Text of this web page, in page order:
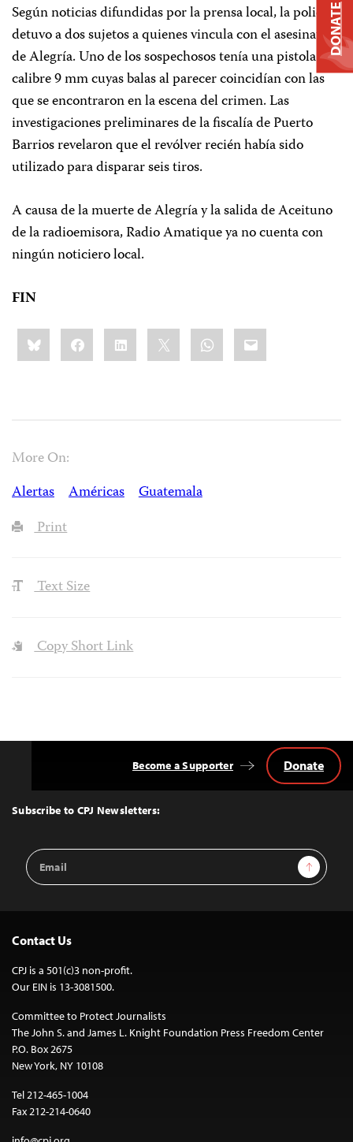
Según noticias difundidas por la prensa local, la policía
detuvo a dos sujetos a quienes vincula con el asesinato
de Alegría. Uno de los sospechosos tenía una pistola
calibre 9 mm cuyas balas al parecer coincidían con las
que se encontraron en la escena del crimen. Las
investigaciones preliminares de la fiscalía de Puerto
Barrios revelaron que el revólver recién había sido
utilizado para disparar seis tiros.
A causa de la muerte de Alegría y la salida de Aceituno
de la radioemisora, Radio Amatique ya no cuenta con
ningún noticiero local.
FIN
Share
this:BlueskyFacebookLinkedIn WhatsApp
Email
More On:
Alertas
Américas
Guatemala
Print
Text Size
Copy Short Link
Top
Subscribe to CPJ Newsletters:
Email
Address
Sign Up
Become a Supporter Donate
Contact Us
CPJ is a 501(c)3 non-profit.
Our EIN is 13-3081500.
Committee to Protect Journalists
The John S. and James L. Knight Foundation Press Freedom Center
P.O. Box 2675
New York, NY 10108
Tel 212-465-1004
Fax 212-214-0640
DONATE